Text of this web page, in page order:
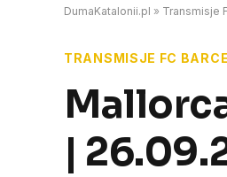
DumaKatalonii.pl » Transmisje
TRANSMISJE FC
|